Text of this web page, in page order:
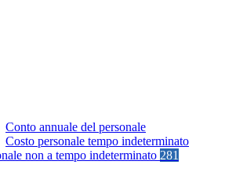
Conto annuale del personale
Costo personale tempo indeterminato
non a tempo indeterminato 281